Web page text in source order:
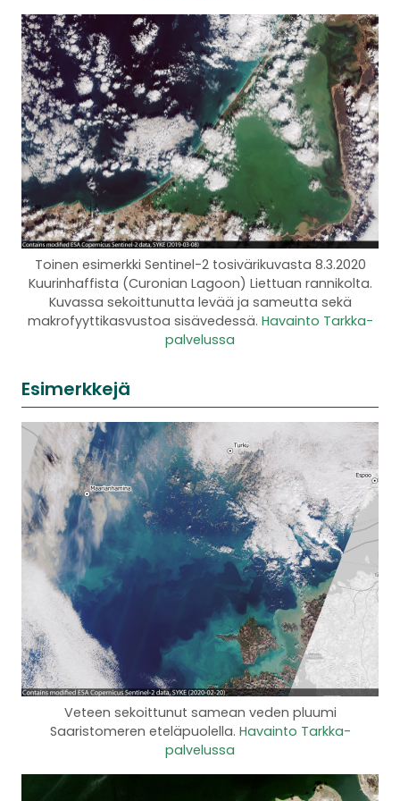
Toinen esimerkki Sentinel-2 tosivärikuvasta 8.3.2020
Kuurinhaffista (Curonian Lagoon) Liettuan rannikolta.
Kuvassa sekoittunutta levää ja sameutta sekä
makrofyyttikasvustoa sisävedessä. Havainto Tarkka-
palvelussa
Esimerkkejä
Veteen sekoittunut samean veden pluumi
Saaristomeren eteläpuolella. Havainto Tarkka-
palvelussa